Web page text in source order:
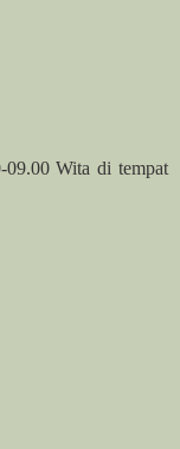
Wita di tempat